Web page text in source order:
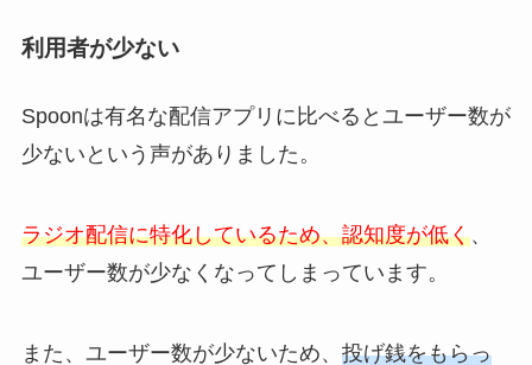
利用者が少ない
Spoonは有名な配信アプリに比べるとユーザー数が
少ないという声がありました。
ラジオ配信に特化しているため、認知度が低く、
ユーザー数が少なくなってしまっています。
また、ユーザー数が少ないため、 投げ銭をもらっ